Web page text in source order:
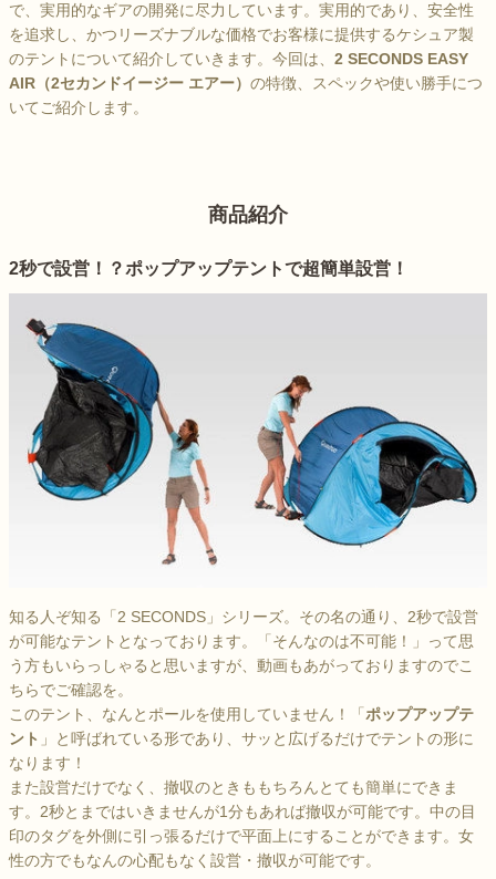
で、実用的なギアの開発に尽力しています。実用的であり、安全性
を追求し、かつリーズナブルな価格でお客様に提供するケシュア製
のテントについて紹介していきます。今回は、 2 SECONDS EASY
AIR（2セカンドイージー エアー） の特徴、スペックや使い勝手につ
いてご紹介します。
商品紹介
2秒で設営！？ポップアップテントで超簡単設営！
知る人ぞ知る「2 SECONDS」シリーズ。その名の通り、2秒で設営
が可能なテントとなっております。「そんなのは不可能！」って思
う方もいらっしゃると思いますが、動画もあがっておりますのでこ
ちらでご確認を。
このテント、なんとポールを使用していません！「 ポップアップテ
ント 」と呼ばれている形であり、サッと広げるだけでテントの形に
なります！
また設営だけでなく、撤収のときももちろんとても簡単にできま
す。2秒とまではいきませんが1分もあれば撤収が可能です。中の目
印のタグを外側に引っ張るだけで平面上にすることができます。女
性の方でもなんの心配もなく設営・撤収が可能です。